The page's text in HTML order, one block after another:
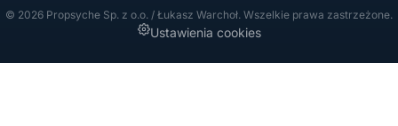
© 2026 Propsyche Sp. z o.o. / Łukasz Warchoł. Wszelkie prawa zastrzeżone.
Ustawienia cookies